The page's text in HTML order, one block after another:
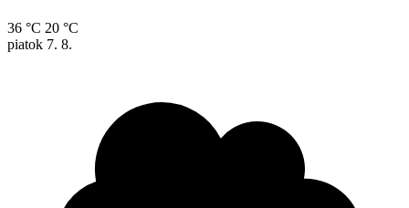
36 °C 20 °C
piatok 7. 8.